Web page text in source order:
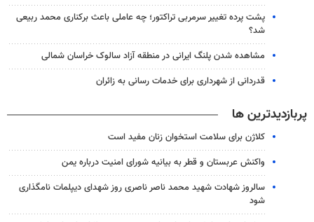
پشت پرده تغییر سرمربی تراکتور؛ چه عاملی باعث برکناری محمد ربیعی
شد؟
مشاهده شدن پلنگ ایرانی در منطقه آزاد سالوک خراسان شمالی
قدردانی از شهرداری برای خدمات رسانی به زائران
پربازدیدترین ها
کلاژن برای سلامت استخوان زنان مفید است
واکنش عربستان و قطر به بیانیه شورای امنیت درباره یمن
سالروز شهادت شهید محمد ناصر ناصری روز شهدای دیپلمات نامگذاری
شود